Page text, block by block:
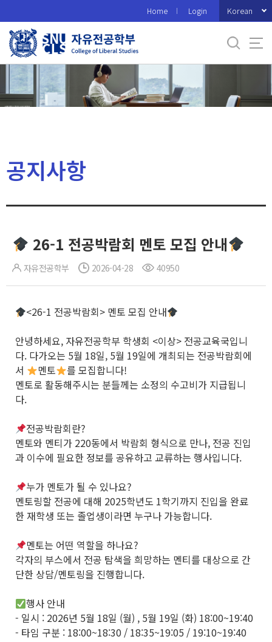
로
메
Home Login Korean
공지사항
26-1 전공박람회 멘토 모집 안내
자유전공학부 2026-04-28 40950
<26-1 전공박람회> 멘토 모집 안내
안녕하세요, 자유전공학부 학생회 <이상> 전공교육국입니
다. 다가오는 5월 18일, 5월 19일에 개최되는 전공박람회에
서
멘토
를 모집합니다!
멘토로 활동해주시는 분들께는 소정의 수고비가 지급됩니
다.
전공박람회란?
멘토와 멘티가 220동에서 박람회 형식으로 만나, 전공 진입
과 이수에 필요한 정보를 공유하고 교류하는 행사입니다.
누가 멘토가 될 수 있나요?
멘토링할 전공에 대해 2025학년도 1학기까지 진입을 완료
한 재학생 또는 졸업생이라면 누구나 가능합니다.
멘토는 어떤 역할을 하나요?
각자의 부스에서 전공 탐색을 희망하는 멘티를 대상으로 간
단한 상담/멘토링을 진행합니다.
행사 안내
- 일시 : 2026년 5월 18일 (월) , 5월 19일 (화) 18:00~19:40
- 타임 구분 : 18:00~18:30 / 18:35~19:05 / 19:10~19:40